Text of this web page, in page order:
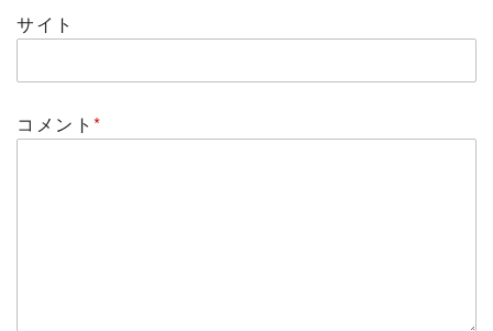
サイト
コメント*